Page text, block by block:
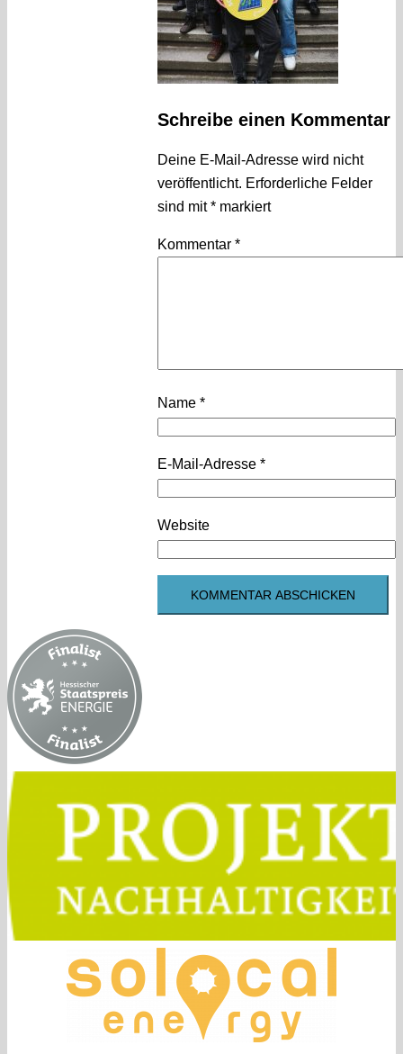
Schreibe einen Kommentar
Deine E-Mail-Adresse wird nicht
veröffentlicht. Erforderliche Felder
sind mit* markiert
Kommentar *
Name *
E-Mail-Adresse *
Website